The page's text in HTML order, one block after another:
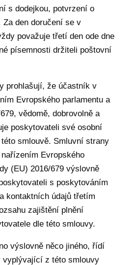
s dodejkou, potvrzení o
Za den doručení se v
považuje třetí den ode dne
písemnosti držiteli poštovní
prohlašují, že účastník v
Evropského parlamentu a
vědomě, dobrovolně a
poskytovateli své osobní
smlouvě. Smluvní strany
Evropského
(EU) 2016/679 výslovně
s poskytováním
kontaktních údajů třetím
zajištění plnění
dle této smlouvy.
výslovně něco jiného, řídí
vyplývající z této smlouvy